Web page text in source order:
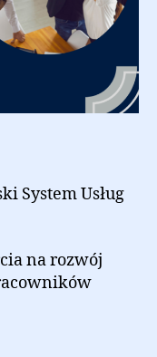
System Usług
na rozwój